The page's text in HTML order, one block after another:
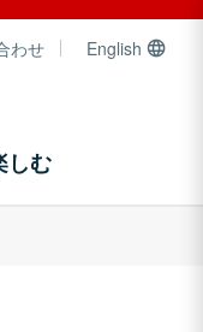
わせ English
しむ